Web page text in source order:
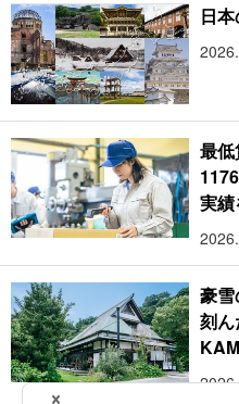
日
最
実
豪
刻